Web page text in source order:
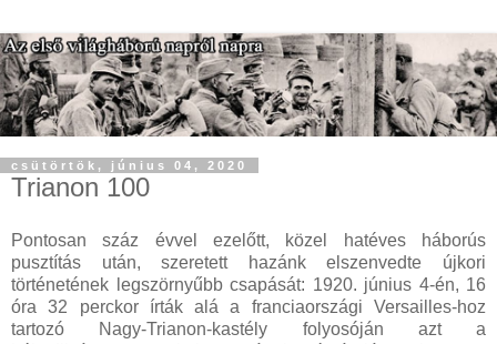
csütörtök, június 04, 2020
Trianon 100
Pontosan száz évvel ezelőtt, közel hatéves háborús
pusztítás után, szeretett hazánk elszenvedte újkori
történetének legszörnyűbb csapását: 1920. június 4-én, 16
óra 32 perckor írták alá a franciaországi Versailles-hoz
tartozó Nagy-Trianon-kastély folyosóján azt a